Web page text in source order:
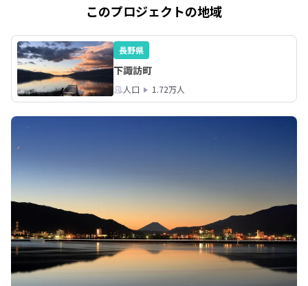
さらに女性ならではの不安や疑問もあ
るかと思います。
移住は人生の中で大きな決断だからこ
そ、思っていた生活とは違った…と後
悔しないように事前の情報収集が大切
です。
本セミナーでは、実際に長野県へ移住
をし、理想の暮らしを叶えたお二人を
ゲストとしてお呼びし、スワッグ作り
もご参加いただくので、広い長野県を
エリアごと比較しながらお話が聞けま
す。
和気あいあいと和やかな雰囲気の中、
みんなでスワッグ作りを楽しみなが
ら、
先輩移住者・市町村職員・参加者同士
でお話しましょう✨
れらが歩いて回れち
【温泉が２８０円で
の温泉「推し温泉」
自分の推し温泉を見
クリングロードが一
れ、ランナーやサイ
ます。北・中央・
など２０００ｍ級の
日時：10月12日（
このプロジェクトの地域
長野県
下諏訪町
人口 1.72万人